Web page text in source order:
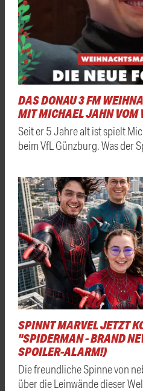
DAS DONAU 3 FM
MIT MICHAEL JAHN VOM
Seit er 5 Jahre alt ist spielt
beim VfL Günzburg. Was der
SPINNT MARVEL JETZT
"SPIDERMAN - BRAND
SPOILER-ALARM!)
Die freundliche Spinne von
über die Leinwände dieser